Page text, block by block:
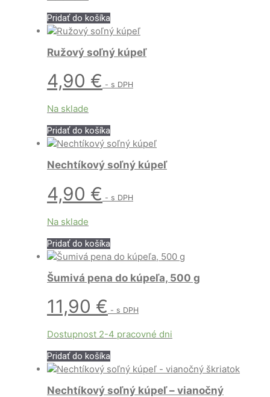
Pridať do košíka
Ružový soľný kúpeľ
4,90 € - s DPH
Na sklade
Pridať do košíka
Nechtíkový soľný kúpeľ
4,90 € - s DPH
Na sklade
Pridať do košíka
Šumivá pena do kúpeľa, 500 g
11,90 € - s DPH
Dostupnost 2-4 pracovné dni
Pridať do košíka
Nechtíkový soľný kúpeľ – vianočný